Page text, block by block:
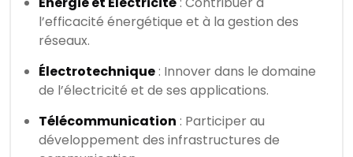
l’efficacité énergétique et à la gestion des
réseaux.
Électrotechnique: Innover dans le domaine
de l’électricité et de ses applications.
Télécommunication : Participer au
développement des infrastructures de